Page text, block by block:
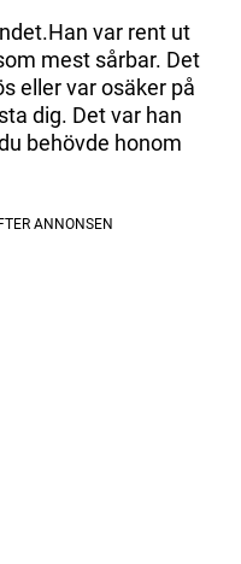
var rent ut
mest sårbar. Det
eller var osäker på
dig. Det var han
behövde honom